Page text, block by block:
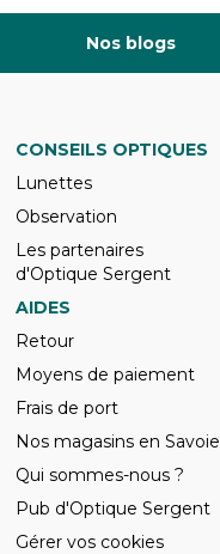
Nos blogs
CONSEILS OPTIQUES
Lunettes
Observation
Les partenaires
d'Optique Sergent
AIDES
Retour
Moyens de paiement
Frais de port
Nos magasins en Savoie
Qui sommes-nous ?
Pub d'Optique Sergent
Gérer vos cookies